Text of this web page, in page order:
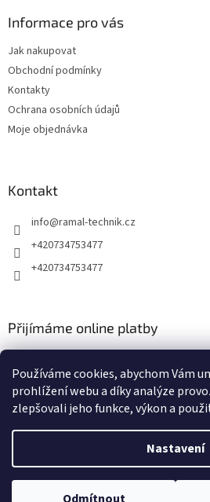
Používáme cookies, abychom Vám
prohlížení webu a díky analýze
zlepšovali jeho funkce, výkon a
Nastavení
Informace pro vás
Jak nakupovat
Obchodní podmínky
Kontakty
Ochrana osobních údajů
Moje objednávka
Kontakt
info@ramal-technik.cz
+420734753477
+420734753477
Přijímáme online platby
Copyright 2026RAMAL TECHNIK.